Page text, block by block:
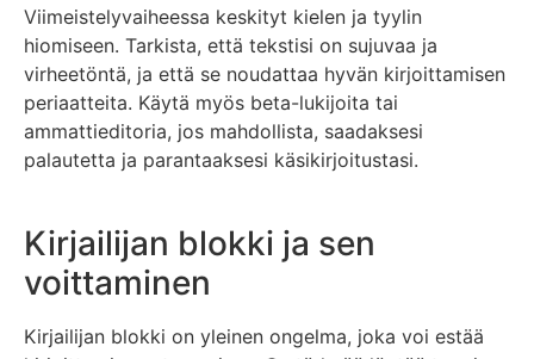
Viimeistelyvaiheessa keskityt kielen ja tyylin
hiomiseen. Tarkista, että tekstisi on sujuvaa ja
virheetöntä, ja että se noudattaa hyvän kirjoittamisen
periaatteita. Käytä myös beta-lukijoita tai
ammattieditoria, jos mahdollista, saadaksesi
palautetta ja parantaaksesi käsikirjoitustasi.
Kirjailijan blokki ja sen
voittaminen
Kirjailijan blokki on yleinen ongelma, joka voi estää